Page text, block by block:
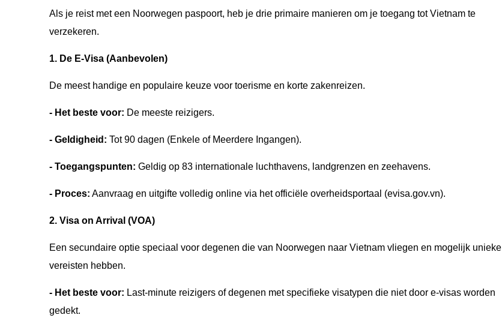
Als je reist met een Noorwegen paspoort, heb je drie primaire manieren om je toegang tot Vietnam te
verzekeren.
1. De E-Visa (Aanbevolen)
De meest handige en populaire keuze voor toerisme en korte zakenreizen.
- Het beste voor: De meeste reizigers.
- Geldigheid: Tot 90 dagen (Enkele of Meerdere Ingangen).
- Toegangspunten: Geldig op 83 internationale luchthavens, landgrenzen en zeehavens.
- Proces: Aanvraag en uitgifte volledig online via het officiële overheidsportaal (evisa.gov.vn).
2. Visa on Arrival (VOA)
Een secundaire optie speciaal voor degenen die van Noorwegen naar Vietnam vliegen en mogelijk unieke
vereisten hebben.
- Het beste voor: Last-minute reizigers of degenen met specifieke visatypen die niet door e-visas worden
gedekt.